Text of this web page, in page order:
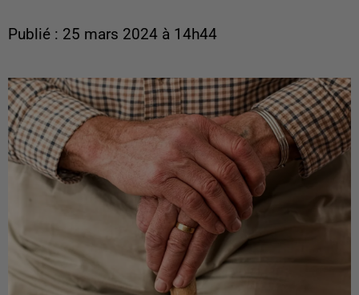
Publié : 25 mars 2024 à 14h44